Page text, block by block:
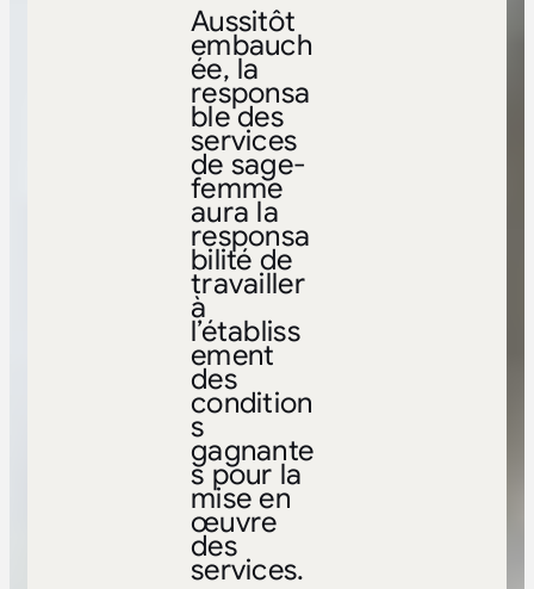
Aussitôt
embauch
ée, la
responsa
ble des
services
de sage-
femme
aura la
responsa
bilité de
travailler
à
l’établiss
ement
des
condition
s
gagnante
s pour la
mise en
œuvre
des
services.